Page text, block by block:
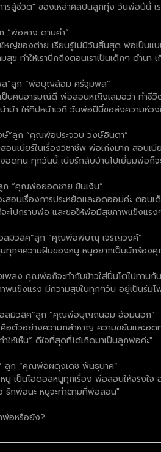
สู้ชีวิต" ของเหล่าศิลปินลูกทุ่ง วันพ่อปีนี้ เร
“พ่อสาง ดาบคำ”
หญ่ของต่าย เรียนรู้ไม่มีวันสิ้นสุด พ่อเป็น
สุข ทำให้เรานึกถึงตอนเราเป็นเด็กๆ ดำ
”ลูก “พ่อบุญล้อม ศรีจุมพล”
นคนอารมณ์ดี พ่อสอนหญิงเสมอว่า ทำชีวิต
น้าม้า ให้ทิปหน้าเวที วันพ่อปีนี้ขอส่งความ
”ลูก “คุณพ่อประจวบ วงษ์อินตา”
อนเบียร์ในเรื่องวิชาชีพ พ่อเก่งมาก สอน
ดทน ทุกวันนี้ เบียร์กลับบ้านไปเยี่ยมพ่อก็จ
ก “คุณพ่อยอดชาย ขันเงิน”
สอนเรื่องการประหยัดและอดออมค่ะ ตอนเ
ะไปกราบพ่อ และขอให้พ่อมีสุขภาพแข็งแรง
ลมิวสิค”ลูก “คุณพ่อพิษณุ เจริญวงศ์”
ๆความฝันของหนู หนูอยากเป็นนักร้องคุณ
งเพลง คุณพ่อก็จะทำกับข้าวใส่ปิ่นโตไปทา
พแข็งแรง มีความสุขในทุกๆวัน อยู่เป็นร่มโพ
อลมิวสิค”ลูก “คุณพ่อบุญถนอม อ้อมนอก”
ตัวอย่างความกล้าหาญ ความขยันและอด
ำให้เห็น” ดีใจที่สุดที่ได้เกิดมาเป็นลูกพ่อค่ะ"
ลูก “คุณพ่อผดุงเดช พันธุนาค”
เป็นไอดอลหนูทุกเรื่อง พ่อสอนให้จริงใจ อ่
รักพ่อนะ หนูจะทำตามที่พ่อสอน"
อหรือยัง?